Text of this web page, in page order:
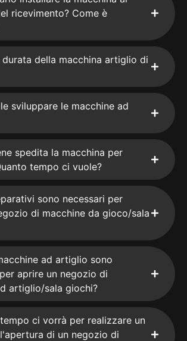
ricevimento? Come è
durata della macchina artiglio di
sviluppare le macchine ad
spedita la macchina per
tempo ci vuole?
sono necessari per
di macchine da gioco/sala
ad artiglio sono
aprire un negozio di
artiglio/sala giochi?
ci vorrà per realizzare un
di un negozio di